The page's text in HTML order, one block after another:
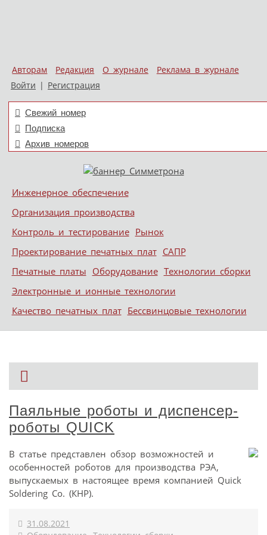
Авторам Редакция О журнале
Реклама в журнале
Войти | Регистрация
Свежий номер
Подписка
Архив номеров
Меню
Skip to content
Инженерное обеспечение
Организация производства
Контроль и тестирование Рынок
Проектирование печатных плат САПР
Печатные платы Оборудование Технологии сборки
Электронные и ионные технологии
Качество печатных плат Бессвинцовые технологии
Паяльные роботы и диспенсер-
роботы QUICK
В статье представлен обзор возможностей и
особенностей роботов для производства РЭА,
выпускаемых в настоящее время компанией Quick
Soldering Co. (КНР).
31.08.2021